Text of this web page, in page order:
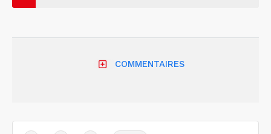
COMMENTAIRES